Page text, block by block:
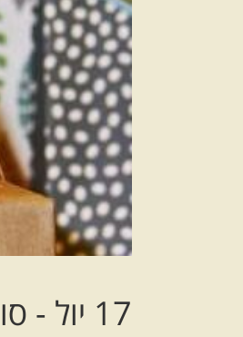
17 יול -